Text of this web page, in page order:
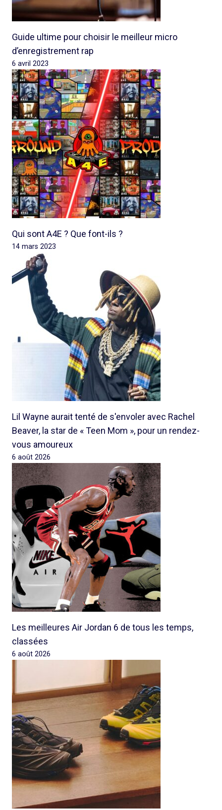
Guide ultime pour choisir le meilleur micro
d’enregistrement rap
6 avril 2023
Qui sont A4E ? Que font-ils ?
14 mars 2023
Lil Wayne aurait tenté de s'envoler avec Rachel
Beaver, la star de « Teen Mom », pour un rendez-
vous amoureux
6 août 2026
Les meilleures Air Jordan 6 de tous les temps,
classées
6 août 2026